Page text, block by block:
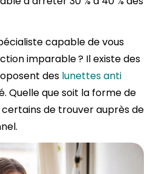
capable de vous
imparable ? Il existe des
des lunettes anti
Quelle que soit la forme de
de trouver auprès de